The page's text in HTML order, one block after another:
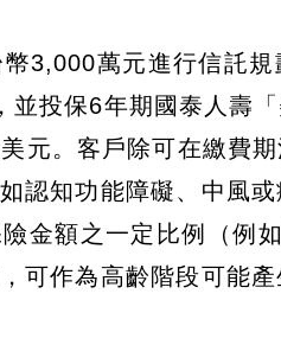
3,000萬元進行信託
投保6年期國泰人壽
元。客戶除可在繳費
認知功能障礙、中風
金額之一定比例（例
可作為高齡階段可能